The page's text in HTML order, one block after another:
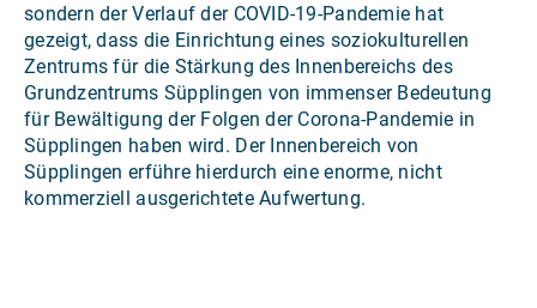
sondern der Verlauf der COVID-19-Pandemie hat
gezeigt, dass die Einrichtung eines soziokulturellen
Zentrums für die Stärkung des Innenbereichs des
Grundzentrums Süpplingen von immenser Bedeutung
für Bewältigung der Folgen der Corona-Pandemie in
Süpplingen haben wird. Der Innenbereich von
Süpplingen erführe hierdurch eine enorme, nicht
kommerziell ausgerichtete Aufwertung.